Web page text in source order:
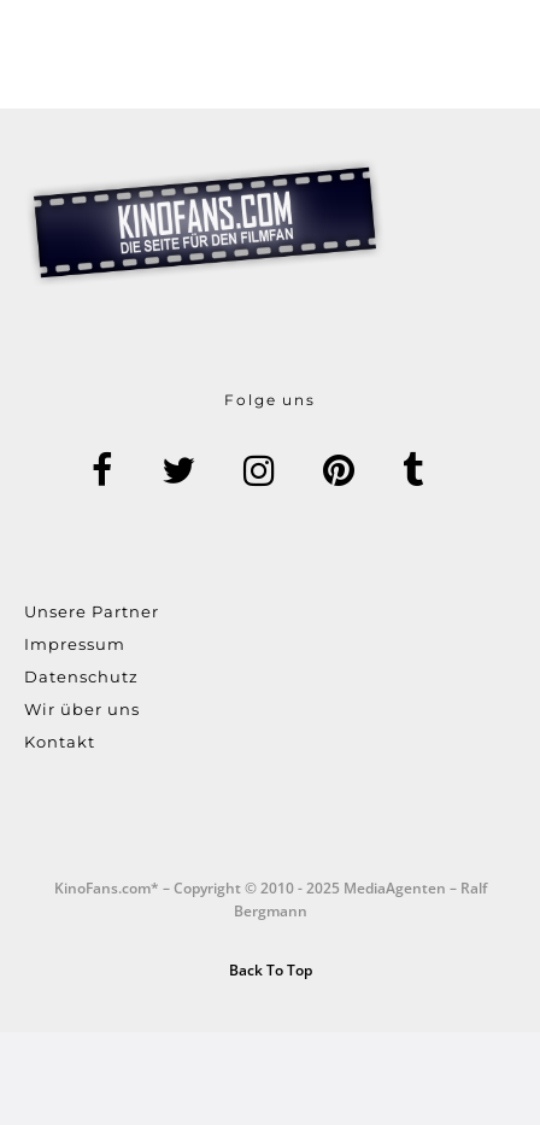
Folge uns
Unsere Partner
Impressum
Datenschutz
Wir über uns
Kontakt
KinoFans.com* – Copyright © 2010 - 2025 MediaAgenten – Ralf
Bergmann
Back To Top